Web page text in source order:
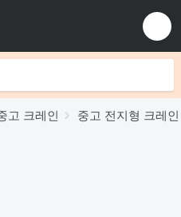
고 크레인 중고 전지형 크레인